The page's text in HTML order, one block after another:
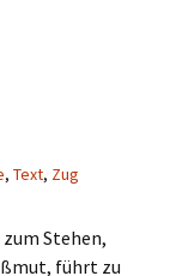
, Text, Zug
Stehen,
führt zu